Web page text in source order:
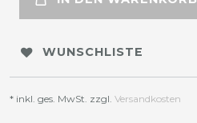
WUNSCHLISTE
* inkl. ges. MwSt. zzgl. Versandkosten